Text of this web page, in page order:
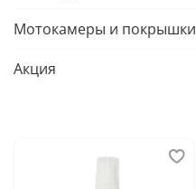
Мотокамеры и покрышки
Акция